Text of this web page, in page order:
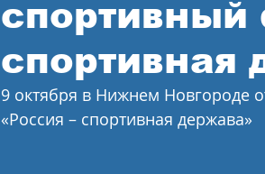
спортивный
спортивная
9 октября в Нижнем Новгороде
«Россия – спортивная держава»